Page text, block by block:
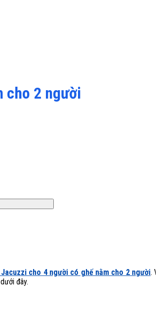
cho 2 người
Jacuzzi cho 4 người có ghế nằm cho 2 người.
đây.